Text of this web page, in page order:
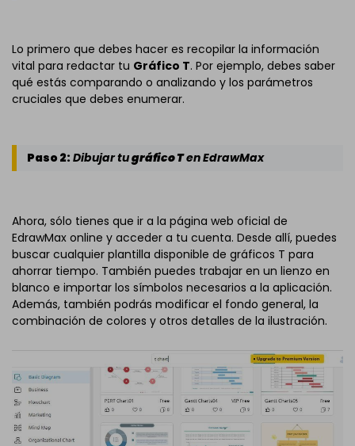
Lo primero que debes hacer es recopilar la información
vital para redactar tu Gráfico T. Por ejemplo, debes saber
qué estás comparando o analizando y los parámetros
cruciales que debes enumerar.
Paso 2: Dibujar tugráfico Ten EdrawMax
Ahora, sólo tienes que ir a la página web oficial de
EdrawMax online y acceder a tu cuenta. Desde allí, puedes
buscar cualquier plantilla disponible de gráficos T para
ahorrar tiempo. También puedes trabajar en un lienzo en
blanco e importar los símbolos necesarios a la aplicación.
Además, también podrás modificar el fondo general, la
combinación de colores y otros detalles de la ilustración.